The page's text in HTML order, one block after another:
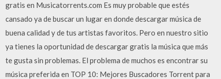
gratis en Musicatorrents.com Es muy probable que estés
cansado ya de buscar un lugar en donde descargar música de
buena calidad y de tus artistas favoritos. Pero en nuestro sitio
ya tienes la oportunidad de descargar gratis la música que más
te gusta sin problemas. El problema de muchos es encontrar su
música preferida en TOP 10: Mejores Buscadores Torrent para